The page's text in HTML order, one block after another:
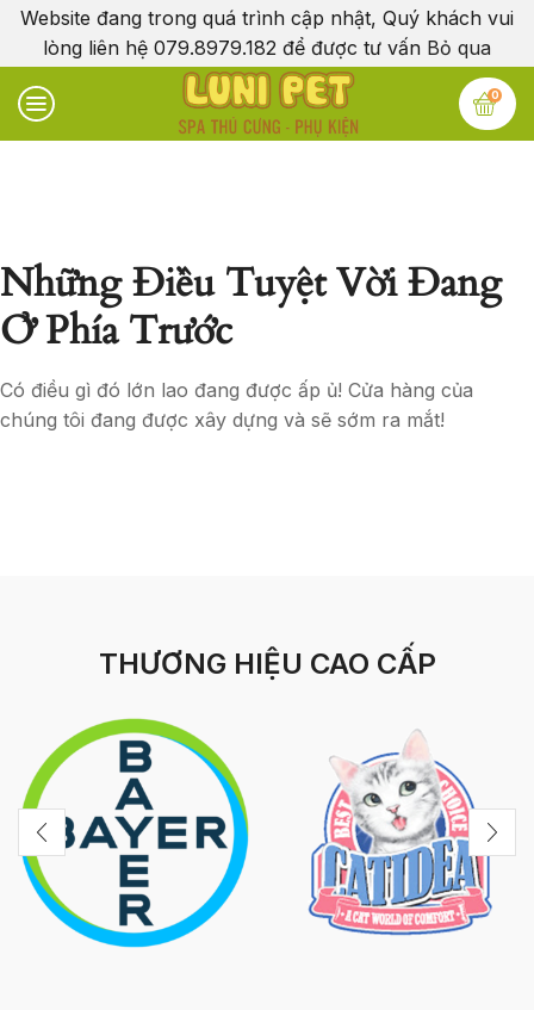
Website đang trong quá trình cập nhật, Quý khách vui
lòng liên hệ 079.8979.182 để được tư vấn Bỏ qua
0
Những Điều Tuyệt Vời Đang
Ở Phía Trước
Có điều gì đó lớn lao đang được ấp ủ! Cửa hàng của
chúng tôi đang được xây dựng và sẽ sớm ra mắt!
THƯƠNG HIỆU CAO CẤP